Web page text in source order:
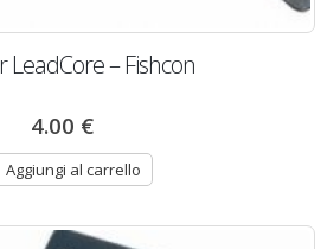
LeadCore – Fishcon
4.00 €
Aggiungi al carrello